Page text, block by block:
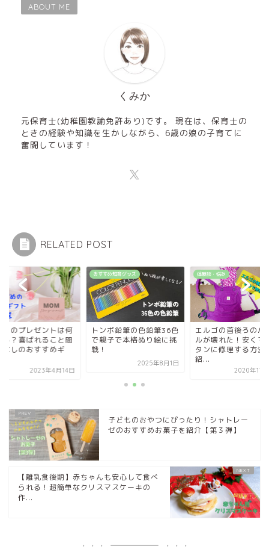
ABOUT ME
くみか
元保育士(幼稚園教諭免許あり)です。 現在は、保育士の
ときの経験や知識を生かしながら、6歳の娘の子育てに
奮闘しています！
RELATED POST
め知育グッズ
ボ鉛筆の色鉛筆36色
子で本格ぬり絵に挑
体験談・悩み
エルゴの首後ろのバック
ルが壊れた！安くてカン
タンに修理する方法を
子育て
母の日のプレゼント
を贈る？喜ばれるこ
違いなしのおすすめ
フ...
2023年4
子どものおやつにぴったり！シャトレー
ゼのおすすめお菓子を紹介【第３弾】
【離乳食後期】赤ちゃんも安心して食べ
られる！超簡単なクリスマスケーキの
作...